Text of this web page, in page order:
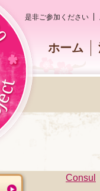
是非ご参加ください
ホーム
Consul